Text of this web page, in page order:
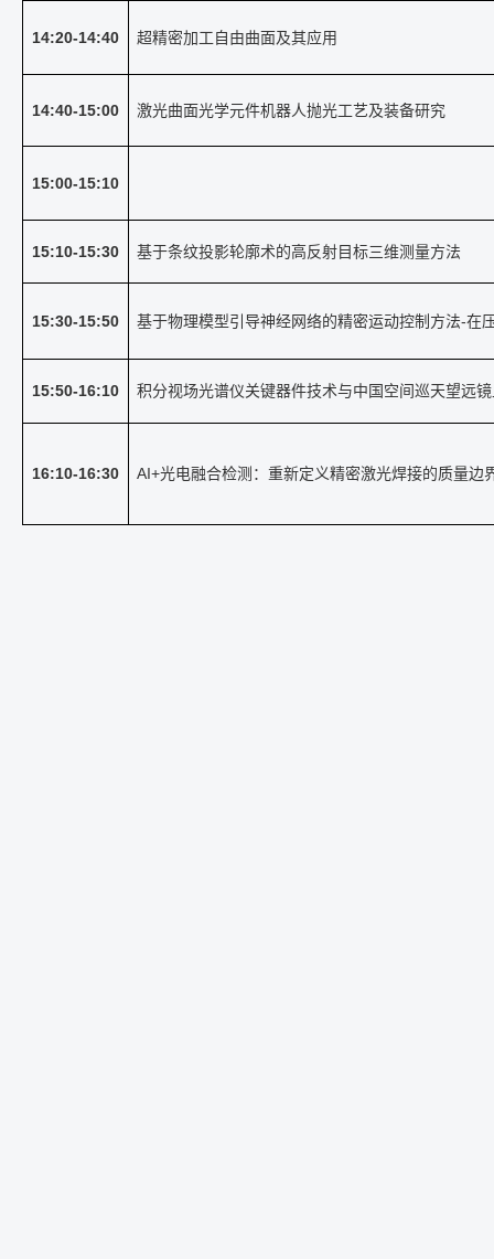
14:20-14:40 超精密加工自由曲面及其应用
14:40-15:00 激光曲面光学元件机器人抛光工艺及装备研究
15:00-15:10
15:10-15:30 基于条纹投影轮廓术的高反射目标三维测量方法
15:30-15:50 基于物理模型引导神经网络的精密运动控制方法-在
15:50-16:10 积分视场光谱仪关键器件技术与中国空间巡天望远
16:10-16:30 AI+光电融合检测：重新定义精密激光焊接的质量边